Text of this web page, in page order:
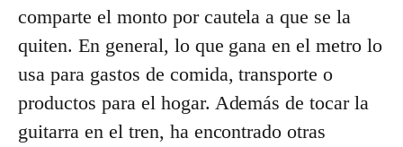
comparte el monto por cautela a que se la
quiten. En general, lo que gana en el metro lo
usa para gastos de comida, transporte o
productos para el hogar. Además de tocar la
guitarra en el tren, ha encontrado otras